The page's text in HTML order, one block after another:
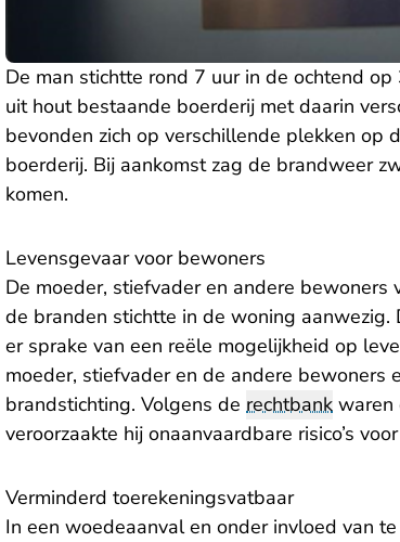
De man stichtte rond 7 uur in de ochtend
uit hout bestaande boerderij met daarin
bevonden zich op verschillende plekken op
boerderij. Bij aankomst zag de brandweer
komen.
Levensgevaar voor bewoners
De moeder, stiefvader en andere
de branden stichtte in de woning
er sprake van een reële mogelijkheid op
moeder, stiefvader en de andere bewoners
brandstichting. Volgens de rechtbank waren
veroorzaakte hij onaanvaardbare risico’s
Verminderd toerekeningsvatbaar
In een woedeaanval en onder invloed van